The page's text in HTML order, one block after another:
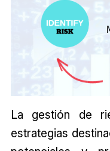
La gestión de
estrategias